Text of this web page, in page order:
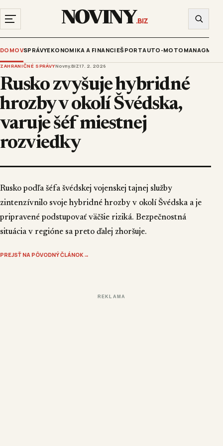
NOVINY.BIZ
DOMOVSPRÁVYEKONOMIKA A FINANCIEŠPORTAUTO-MOTO
ZAHRANIČNÉ SPRÁVYNovny.BIZ17. 2. 2026
Rusko zvyšuje hybridné
hrozby v okolí Švédska,
varuje šéf miestnej
rozviedky
Rusko podľa šéfa švédskej vojenskej tajnej služby
zintenzívnilo svoje hybridné hrozby v okolí Švédska a je
pripravené podstupovať väčšie riziká. Bezpečnostná
situácia v regióne sa preto ďalej zhoršuje.
PREJSŤ NA PÔVODNÝ ČLÁNOK →
REKLAMA